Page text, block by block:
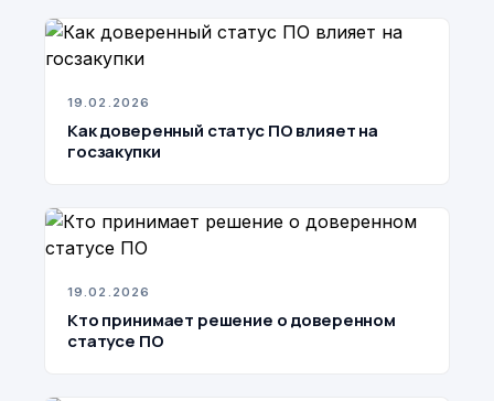
19.02.2026
Как доверенный статус ПО влияет на
госзакупки
19.02.2026
Кто принимает решение о доверенном
статусе ПО